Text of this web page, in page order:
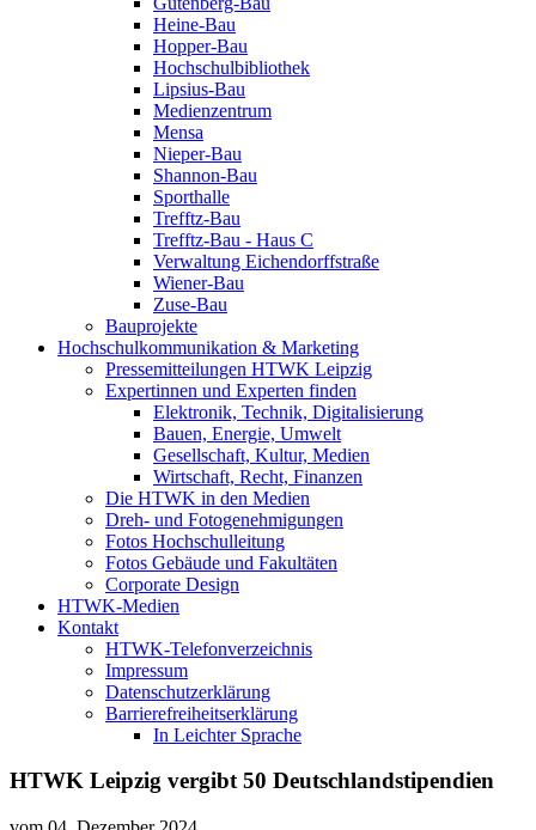
Heine-Bau
Hopper-Bau
Hochschulbibliothek
Lipsius-Bau
Medienzentrum
Mensa
Nieper-Bau
Shannon-Bau
Sporthalle
Trefftz-Bau
Trefftz-Bau - Haus C
Verwaltung Eichendorffstraße
Wiener-Bau
Zuse-Bau
Bauprojekte
Hochschulkommunikation & Marketing
Pressemitteilungen HTWK Leipzig
Expertinnen und Experten finden
Elektronik, Technik, Digitalisierung
Bauen, Energie, Umwelt
Gesellschaft, Kultur, Medien
Wirtschaft, Recht, Finanzen
Die HTWK in den Medien
Dreh- und Fotogenehmigungen
Fotos Hochschulleitung
Fotos Gebäude und Fakultäten
Corporate Design
HTWK-Medien
Kontakt
HTWK-Telefonverzeichnis
Impressum
Datenschutzerklärung
Barrierefreiheitserklärung
In Leichter Sprache
HTWK Leipzig vergibt 50 Deutschlandstipendien